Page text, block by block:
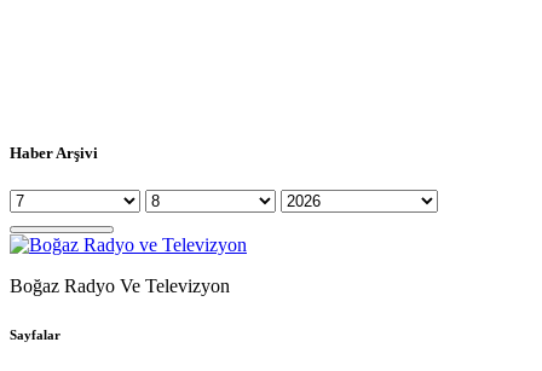
Haber Arşivi
Boğaz Radyo Ve Televizyon
Sayfalar